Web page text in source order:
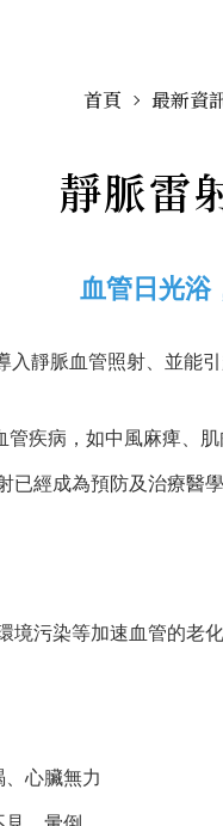
首頁 最新資
靜脈雷
血管日光浴
入靜脈血管照射、並能
管疾病，如中風麻痺、
已經成為預防及治療醫
境污染等加速血管的老
心臟無力